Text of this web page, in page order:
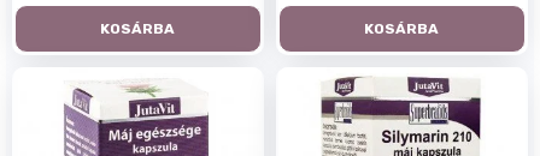
KOSÁRBA KOSÁRBA